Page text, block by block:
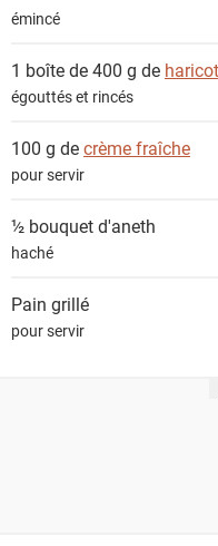
émincé
1 boîte de 400 g de
égouttés et rincés
100 g decrème fraîche
pour servir
½ bouquetd'aneth
haché
Pain grillé
pour servir